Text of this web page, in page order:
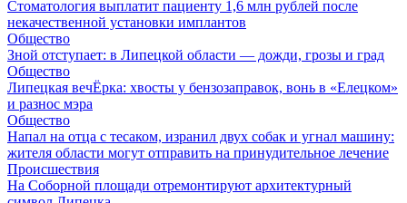
Стоматология выплатит пациенту 1,6 млн рублей после
некачественной установки имплантов
Общество
Зной отступает: в Липецкой области — дожди, грозы и град
Общество
Липецкая вечЁрка: хвосты у бензозаправок, вонь в «Елецком»
и разнос мэра
Общество
Напал на отца с тесаком, изранил двух собак и угнал машину:
жителя области могут отправить на принудительное лечение
Происшествия
На Соборной площади отремонтируют архитектурный